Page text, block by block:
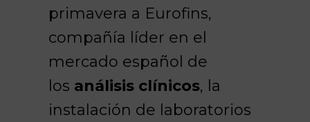
primavera a Eurofins,
compañía líder en el
mercado español de
los análisis clínicos, la
instalación de laboratorios